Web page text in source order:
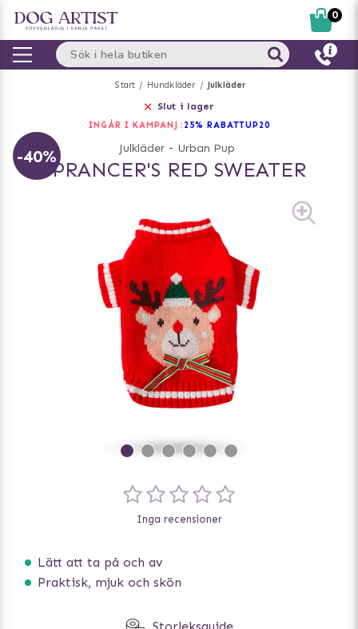
Start Hundkläder Julkläder
Slut i lager
INGÅR I KAMPANJ : 25% RABATTUP20
-40% Julkläder - Urban Pup
PRANCER'S RED SWEATER
Lätt att ta på och av
Praktisk, mjuk och skön
Inga recensioner
0